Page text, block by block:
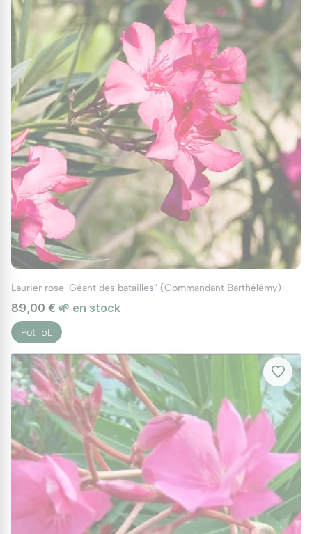
Laurier rose 'Géant des batailles" (Commandant Barthélémy)
89,00 € 🌱 en stock
Pot 15L